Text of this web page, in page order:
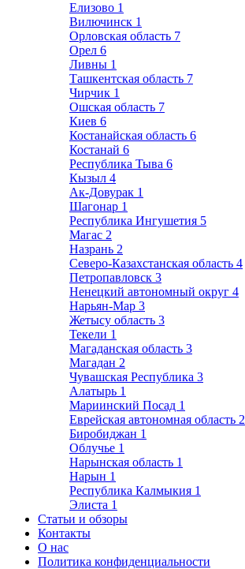
Елизово 1
Вилючинск 1
Орловская область 7
Орел 6
Ливны 1
Ташкентская область 7
Чирчик 1
Ошская область 7
Киев 6
Костанайская область 6
Костанай 6
Республика Тыва 6
Кызыл 4
Ак-Довурак 1
Шагонар 1
Республика Ингушетия 5
Магас 2
Назрань 2
Северо-Казахстанская область 4
Петропавловск 3
Ненецкий автономный округ 4
Нарьян-Мар 3
Жетысу область 3
Текели 1
Магаданская область 3
Магадан 2
Чувашская Республика 3
Алатырь 1
Мариинский Посад 1
Еврейская автономная область 2
Биробиджан 1
Облучье 1
Нарынская область 1
Нарын 1
Республика Калмыкия 1
Элиста 1
Статьи и обзоры
Контакты
О нас
Политика конфиденциальности